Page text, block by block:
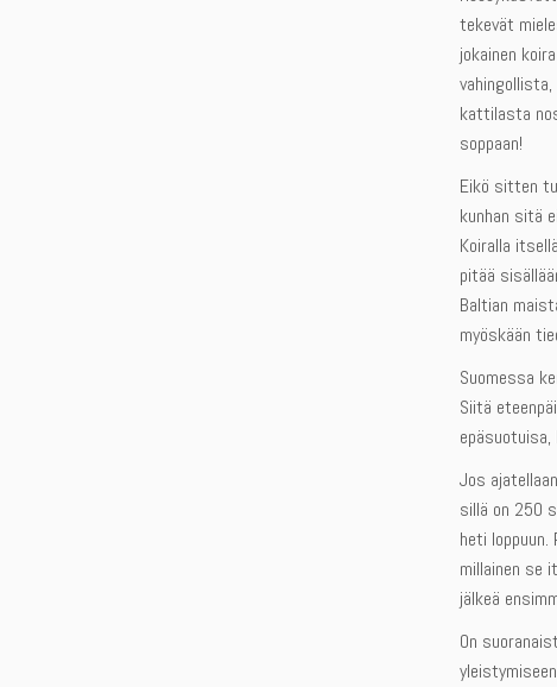
tekevät
jokainen
kattilasta
soppaan!
Eikö sitten
kunhan sitä
Koiralla
pitää
Baltian
myöskään
Suomessa
Siitä
Jos
sillä on 250
heti
millainen se
jälkeä
On